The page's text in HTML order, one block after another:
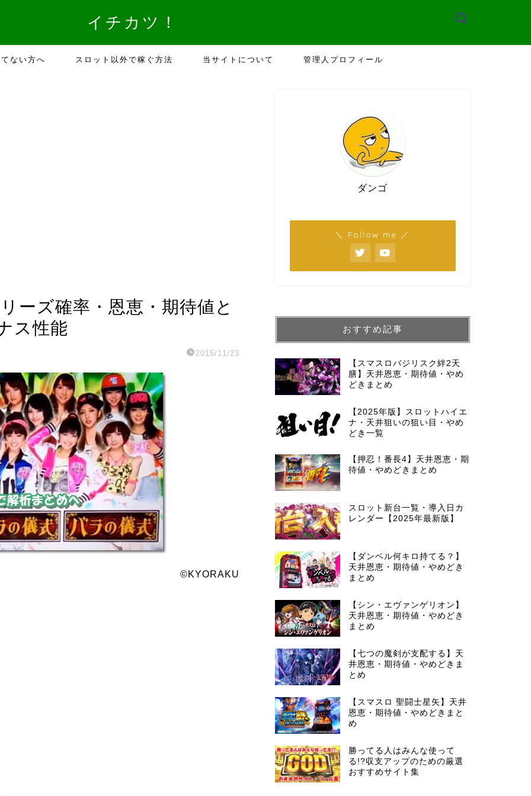
イチカツ！
ない方へ スロット以外で稼ぐ方法 当サイトについて 管理人プロフィール
ーズ確率・恩恵・期待値と
ス性能
2015/11/23
©KYORAKU
ダンゴ
＼ Follow me ／
おすすめ記事
【スマスロバジリスク絆2天
膳】天井恩恵・期待値・やめ
どきまとめ
【2025年版】スロットハイエ
ナ・天井狙いの狙い目・やめ
どき一覧
【押忍！番長4】天井恩恵・期
待値・やめどきまとめ
スロット新台一覧・導入日カ
レンダー【2025年最新版】
【ダンベル何キロ持てる？】
天井恩恵・期待値・やめどき
まとめ
【シン・エヴァンゲリオン】
天井恩恵・期待値・やめどき
まとめ
【七つの魔剣が支配する】天
井恩恵・期待値・やめどきま
とめ
【スマスロ 聖闘士星矢】天井
恩恵・期待値・やめどきまと
め
勝ってる人はみんな使って
る!?収支アップのための厳選
おすすめサイト集